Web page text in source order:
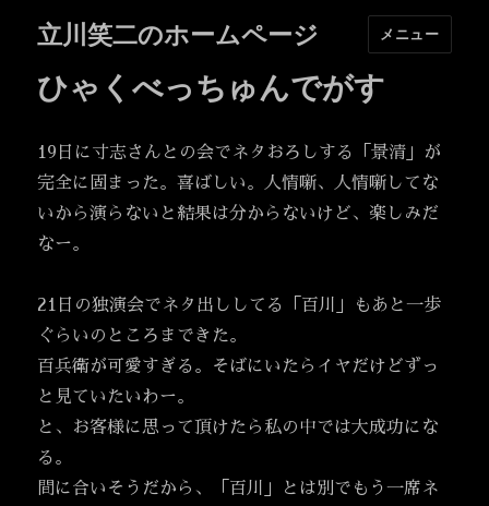
立川笑二のホームページ メニュー
ひゃくべっちゅんでがす
19日に寸志さんとの会でネタおろしする「景清」が
完全に固まった。喜ばしい。人情噺、人情噺してな
いから演らないと結果は分からないけど、楽しみだ
なー。
21日の独演会でネタ出ししてる「百川」もあと一歩
ぐらいのところまできた。
百兵衛が可愛すぎる。そばにいたらイヤだけどずっ
と見ていたいわー。
と、お客様に思って頂けたら私の中では大成功にな
る。
間に合いそうだから、「百川」とは別でもう一席ネ